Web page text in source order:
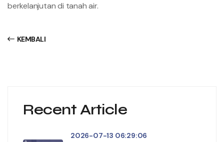
berkelanjutan di tanah air.
KEMBALI
Recent Article
2026-07-13 06:29:06